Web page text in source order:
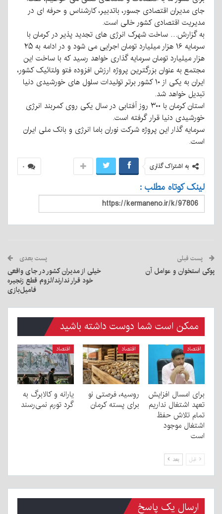
جای مدیران اقتصادی جسور، باتدبیر، کارشناس و حرفه ای در
مدیریت اقتصادی کشور خالی است.
به گزارش… ساخت شهرک انرژی های تجدید پذیر در کرمان با
سرمایه ۱۶ هزار میلیارد تومان اجرایی می شود و در ادامه به ۲۵
هزار میلیارد تومان سرمایه گذاری خواهد رسید که با ساخت این
مجتمع به عنوان بزرگترین پروژه ارزش افزوده فتو ولتائیک کشور،
ایران به یکی از ۱۰ کشور برتر تولیدات سلول های خورشیدی دنیا
تبدیل خواهد شد.
استان کرمان با ۳۰۰ روز آفتابی در سال یکی روی کمربند انرژی
خورشیدی دنیا قرار گرفته است.
سرمایه گذار این پروژه شرکت نوران باما انرژی و بانک ملی ایران
است.
۰ به اشتراک گذاری
لینک کوتاه مطلب :
پست قبلی
پوکی استخوان و عوامل آن
پست بعدی
خیلی از مدیران کشور در جای واقعی
خود قرار ندارند/لزوم قطع زنجیره
فامیل‌بازی
ممکن است شما دوست داشته باشید
اقتصاد
برای امسال افزایش
تعهد اشتغال نداریم
تمام تلاش حفظ
اشتغال موجود
است
اقتصاد
روسیه، فرصتی نو
برای پسته کرمان
اقتصاد
یارانه و کالابرگ به
گرد تورم نمی‌رسند
قبل بعد
ارسال یک پاسخ